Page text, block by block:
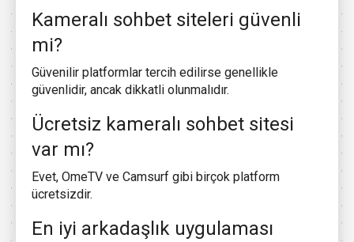
Kameralı sohbet siteleri güvenli
mi?
Güvenilir platformlar tercih edilirse genellikle
güvenlidir, ancak dikkatli olunmalıdır.
Ücretsiz kameralı sohbet sitesi
var mı?
Evet, OmeTV ve Camsurf gibi birçok platform
ücretsizdir.
En iyi arkadaşlık uygulaması